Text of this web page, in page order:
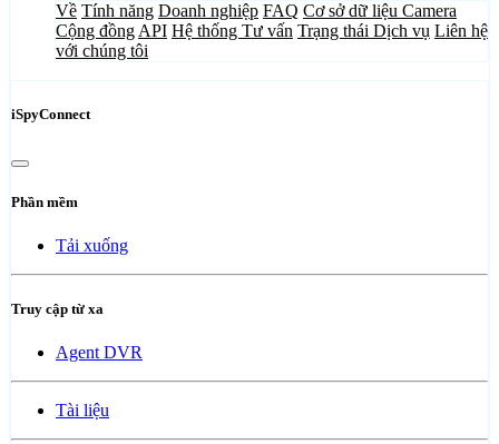
Về Tính năng Doanh nghiệp FAQ Cơ sở dữ liệu Camera
Cộng đồng API Hệ thống Tư vấn Trạng thái Dịch vụ Liên hệ
với chúng tôi
iSpyConnect
Phần mềm
Tải xuống
Truy cập từ xa
Agent DVR
Tài liệu